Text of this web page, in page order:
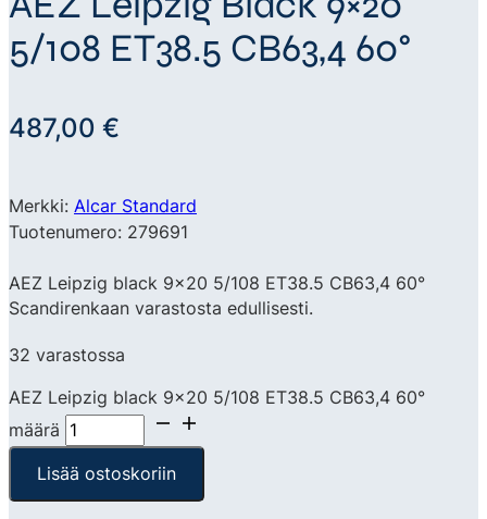
5/108 ET38.5 CB63,4 60°
487,00 €
Merkki: Alcar Standard
Tuotenumero: 279691
AEZ Leipzig black 9×20 5/108 ET38.5 CB63,4 60°
Scandirenkaan varastosta edullisesti.
32 varastossa
AEZ Leipzig black 9x20 5/108 ET38.5 CB63,4 60°
määrä
Lisää ostoskoriin